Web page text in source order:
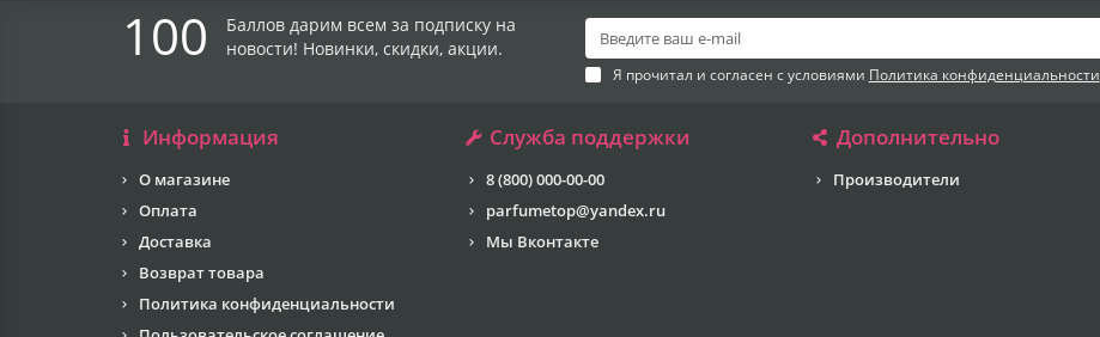
100
Баллов дарим всем за подписку на
новости! Новинки, скидки, акции.
Я прочитал и согласен с условиями Политика конфиденциальности
Информация
О магазине
Оплата
Доставка
Возврат товара
Политика конфиденциальности
Служба поддержки
8 (800) 000-00-00
parfumetop@yandex.ru
Мы Вконтакте
Дополнительно
Производители